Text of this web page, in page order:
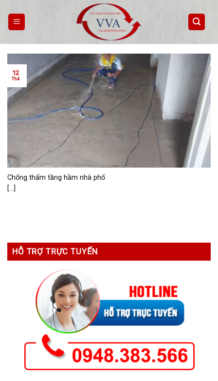
content
Chống thấm tầng hầm nhà phố
[...]
12
Th4
HỖ TRỢ TRỰC TUYẾN